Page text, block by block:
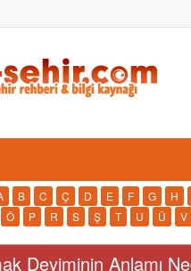
B C Ç D E F G H
Ö P R S Ş T U Ü V
Deyiminin Anlamı